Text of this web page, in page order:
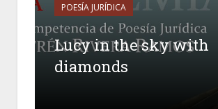
POESÍA JURÍDICA
Lucy in the sky with
diamonds